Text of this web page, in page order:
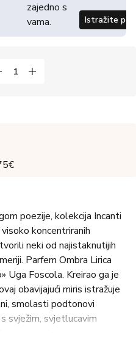
zajedno s
vama.
Istražite
poezije, kolekcija Incanti
koncentriranih
neki od najistaknutijih
Parfem Ombra Lirica
Uga Foscola. Kreirao ga je
obavijajući miris istražuje
smolasti podtonovi
svježim, svjetlucavim
kontrast.
pomiješane sa dimnim